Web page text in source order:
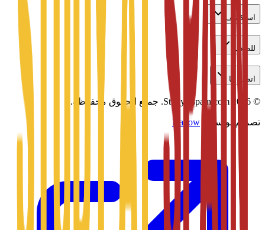
استكشف
للطلاب
اتصل بنا
©
2026 جميع الحقوق محفوظة.
تصميم بواسطة Daxow